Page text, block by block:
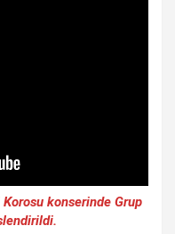
konserinde Grup